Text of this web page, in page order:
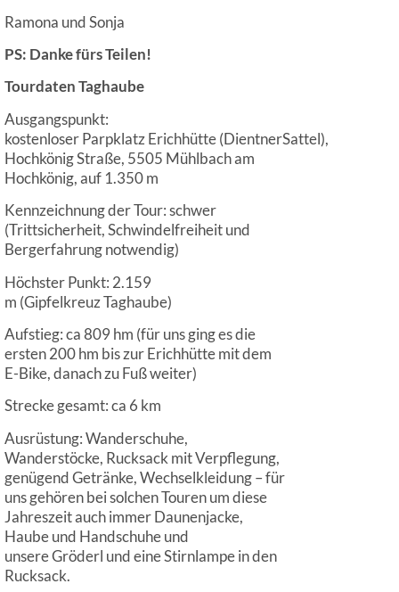
Ramona und Sonja
PS: Danke fürs Teilen!
TourdatenTaghaube
Ausgangspunkt:
kostenloser Parpklatz Erichhütte (DientnerSattel),
Hochkönig Straße, 5505 Mühlbach am
Hochkönig, auf 1.350 m
Kennzeichnung der Tour: schwer
(Trittsicherheit, Schwindelfreiheit und
Bergerfahrung notwendig)
Höchster Punkt: 2.159
m (Gipfelkreuz Taghaube)
Aufstieg: ca 809 hm (für uns ging es die
ersten 200 hm bis zur Erichhütte mit dem
E-Bike, danach zu Fuß weiter)
Strecke gesamt: ca 6 km
Ausrüstung: Wanderschuhe,
Wanderstöcke, Rucksack mit Verpflegung,
genügend Getränke, Wechselkleidung – für
uns gehören bei solchen Touren um diese
Jahreszeit auch immer Daunenjacke,
Haube und Handschuhe und
unsere Gröderl und eine Stirnlampe in den
Rucksack.